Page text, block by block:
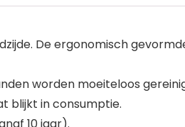
De ergonomisch
worden moeiteloos
blijkt in consumptie.